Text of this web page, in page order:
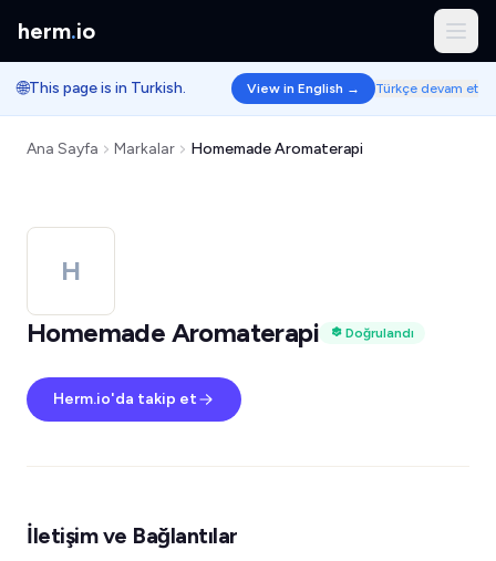
herm.io
🌐This page is in Turkish. View in English → Türkçe devam et
Ana Sayfa Markalar Homemade Aromaterapi
H
Homemade Aromaterapi
Doğrulandı
Herm.io'da takip et
İletişim ve Bağlantılar